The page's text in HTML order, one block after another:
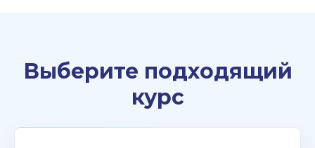
Выберите подходящий
курс